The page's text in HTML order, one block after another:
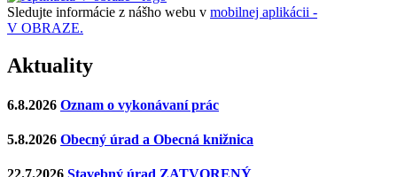
Sledujte informácie z nášho webu v mobilnej aplikácii -
V OBRAZE.
Aktuality
6.8.2026 Oznam o vykonávaní prác
5.8.2026 Obecný úrad a Obecná knižnica
22.7.2026 Stavebný úrad ZATVORENÝ